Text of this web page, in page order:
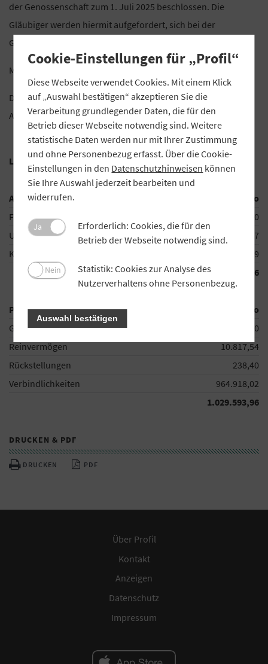
der Genossenschaft zum 1. Juli 2025 beschlossen. Die
Gläubiger werden hiermit aufgefordert, sich bei der
Genossenschaft zu melden.
Milchliefergenossenschaft Westheim eG in Liquidation
Die Liquidatoren
Alfred Pirling, Gerhard Busch, Harald Meyer, Tobias Meyer
Liquidations-Eröffnungsbilanz zum 1. Juli 2025
Aktivseite
Euro
Finanzanlagevermögen
500,00
Umlaufvermögen
1.023.867,77
Kassenbestand, Bankguthaben
5.226,19
1.029.593,96
Passivseite
Euro
Geschäftsguthaben
53.620,00
Reinvermögen
10.817,54
Rückstellungen
238,40
Verbindlichkeiten
964.918,02
1.029.593,96
DRUCKEN & PDF
DRUCKEN PDF
Über Profil
Kontakt
Anzeigen
Datenschutz
Impressum
Cookie-Einstellungen für „Profil“
Diese Webseite verwendet Cookies. Mit einem Klick
auf „Auswahl bestätigen“ akzeptieren Sie die
Verarbeitung grundlegender Daten, die für den
Betrieb dieser Webseite notwendig sind. Weitere
statistische Daten werden nur mit Ihrer Zustimmung
und ohne Personenbezug erfasst. Über die Cookie-
Einstellungen in den Datenschutzhinweisen können
Sie Ihre Auswahl jederzeit bearbeiten und
widerrufen.
Ja
Erforderlich: Cookies, die für den
Betrieb der Webseite notwendig sind.
Nein
Statistik: Cookies zur Analyse des
Nutzerverhaltens ohne Personenbezug.
Auswahl bestätigen